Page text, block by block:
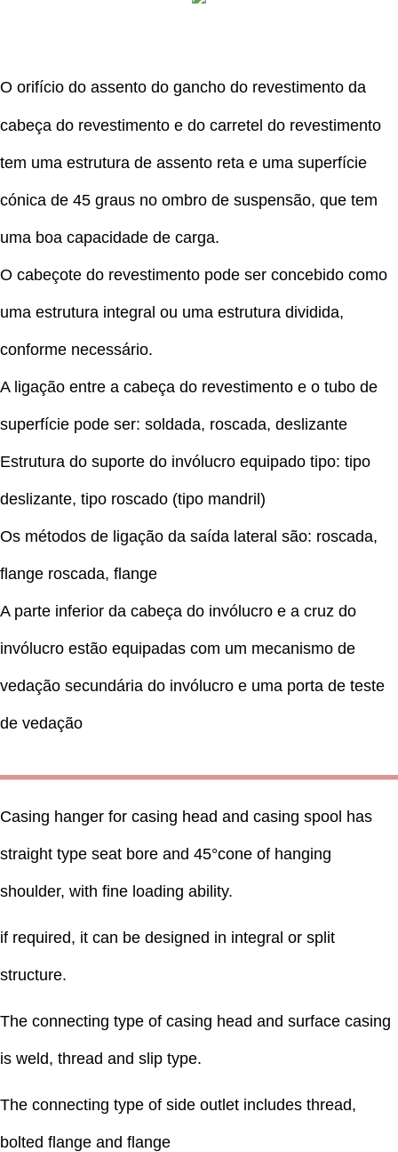
O orifício do assento do gancho do revestimento da
cabeça do revestimento e do carretel do revestimento
tem uma estrutura de assento reta e uma superfície
cónica de 45 graus no ombro de suspensão, que tem
uma boa capacidade de carga.
O cabeçote do revestimento pode ser concebido como
uma estrutura integral ou uma estrutura dividida,
conforme necessário.
A ligação entre a cabeça do revestimento e o tubo de
superfície pode ser: soldada, roscada, deslizante
Estrutura do suporte do invólucro equipado tipo: tipo
deslizante, tipo roscado (tipo mandril)
Os métodos de ligação da saída lateral são: roscada,
flange roscada, flange
A parte inferior da cabeça do invólucro e a cruz do
invólucro estão equipadas com um mecanismo de
vedação secundária do invólucro e uma porta de teste
de vedação
Casing hanger for casing head and casing spool has
straight type seat bore and 45°cone of hanging
shoulder, with fine loading ability.
if required, it can be designed in integral or split
structure.
The connecting type of casing head and surface casing
is weld, thread and slip type.
The connecting type of side outlet includes thread,
bolted flange and flange